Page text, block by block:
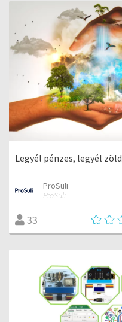
Legyél pénzes, legyél
ProSuli
ProSuli
33